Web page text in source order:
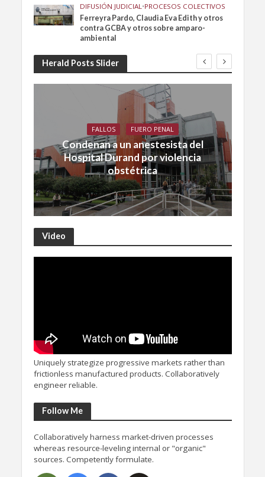
DIFUSIÓN JUDICIAL•PROCESOS COLECTIVOS
Ferreyra Pardo, Claudia Eva Edith y otros
contra GCBA y otros sobre amparo-
ambiental
Herald Posts Slider
FALLOS FUERO PENAL
Condenan a un anestesista del
Hospital Durand por violencia
obstétrica
Video
Uniquely strategize progressive markets rather than
frictionless manufactured products. Collaboratively
engineer reliable.
Follow Me
Collaboratively harness market-driven processes
whereas resource-leveling internal or "organic"
sources. Competently formulate.